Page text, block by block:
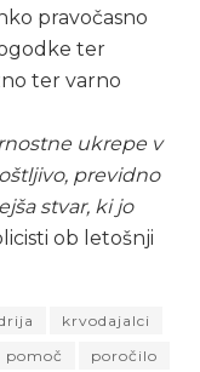
pravočasno
ter
ter varno
ukrepe v
previdno
stvar, ki jo
ob letošnji
krvodajalci
pomoč poročilo